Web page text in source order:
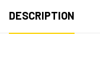
DESCRIPTION